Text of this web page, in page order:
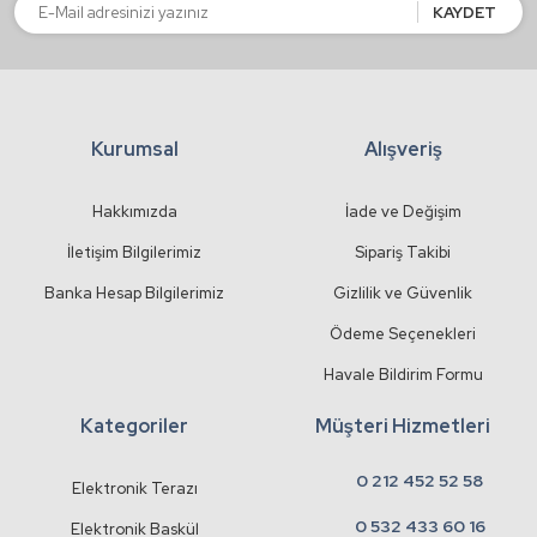
Bu ürüne benzer farklı alternatifler olmalı. KAYDET
Kurumsal
Hakkımızda
İletişim Bilgilerimiz
Banka Hesap Bilgilerimiz
Alışveriş
İade ve Değişim
Sipariş Takibi
Gizlilik ve Güvenlik
Ödeme Seçenekleri
Havale Bildirim Formu
Kategoriler
Elektronik Terazı
Elektronik Baskül
Müşteri Hizmetleri
0 212 452 52 58
0 532 433 60 16